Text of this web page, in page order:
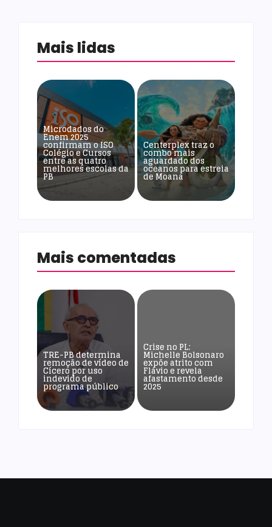
Mais lidas
Microdados do
Enem 2025
confirmam o ISO
Colégio e Cursos
entre as quatro
melhores escolas da
PB
Centerplex traz o
combo mais
aguardado dos
oceanos para estreia
de Moana
Mais comentadas
TRE-PB determina
remoção de vídeo de
Cícero por uso
indevido de
programa público
Crise no PL:
Michelle Bolsonaro
expõe atrito com
Flávio e revela
afastamento desde
2025